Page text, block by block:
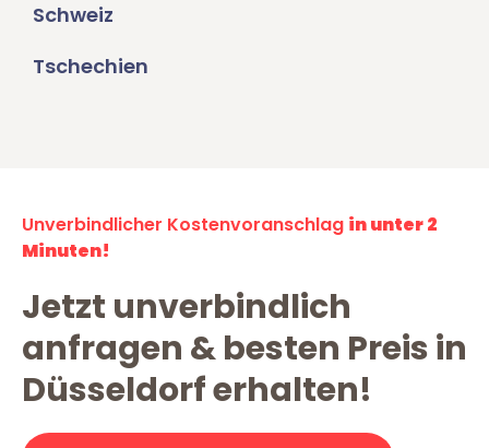
Schweiz
Tschechien
Unverbindlicher Kostenvoranschlag in unter 2
Minuten!
Jetzt unverbindlich
anfragen & besten Preis in
Düsseldorf erhalten!